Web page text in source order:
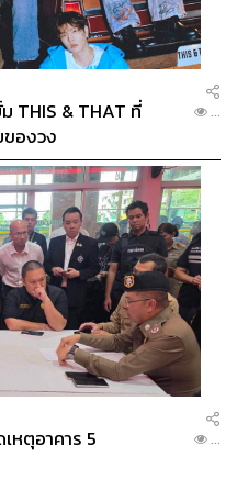
THIS & THAT ที่
องวง
...
หตุอาคาร 5
...